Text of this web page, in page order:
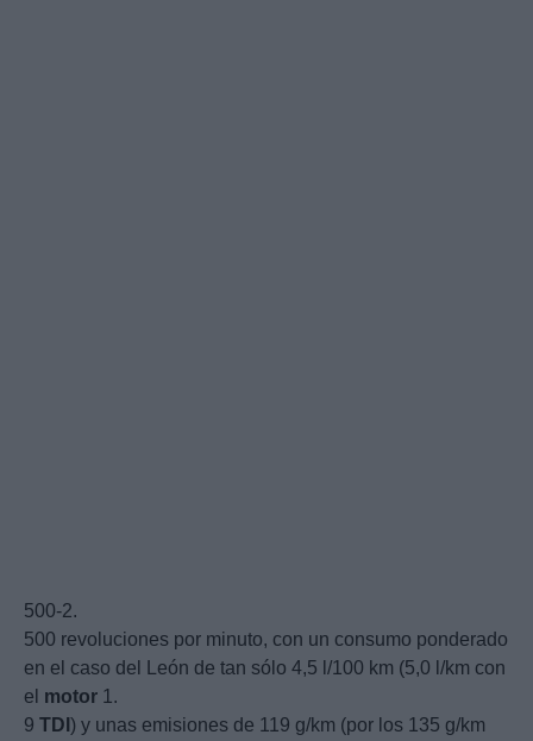
500-2.
500 revoluciones por minuto, con un consumo ponderado
en el caso del León de tan sólo 4,5 l/100 km (5,0 l/km con
el motor 1.
9 TDI ) y unas emisiones de 119 g/km (por los 135 g/km